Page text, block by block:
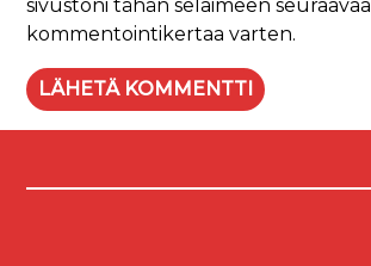
sivustoni tähän selaimeen seuraavaa
kommentointikertaa varten.